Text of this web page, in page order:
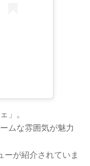
」。
ムな雰囲気が魅力
ーが紹介されていま